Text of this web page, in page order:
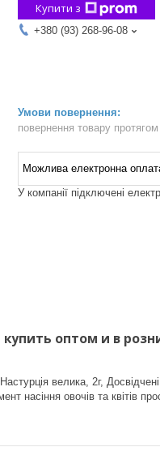
Купити з
+380 (93) 268-96-08
повернення товару протягом
У компанії підключені
оптом и в
велика, 2г,
насіння овочів та квітів